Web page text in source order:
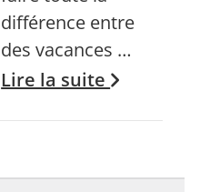
différence entre
des vacances …
Lire la suite